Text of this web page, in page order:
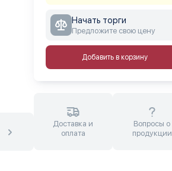
Начать торги
Предложите свою цену
Добавить в корзину
Доставка и
оплата
Вопросы о
продукции